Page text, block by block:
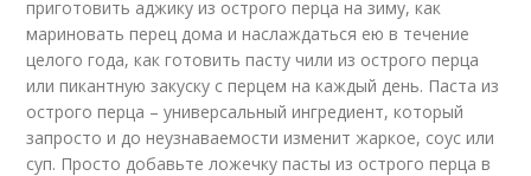
приготовить аджику из острого перца на зиму, как
мариновать перец дома и наслаждаться ею в течение
целого года, как готовить пасту чили из острого перца
или пикантную закуску с перцем на каждый день. Паста из
острого перца – универсальный ингредиент, который
запросто и до неузнаваемости изменит жаркое, соус или
суп. Просто добавьте ложечку пасты из острого перца в